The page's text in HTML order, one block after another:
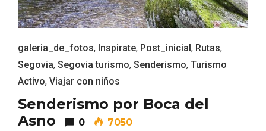
galeria_de_fotos, Inspirate, Post_inicial , Rutas,
Segovia, Segovia turismo, Senderismo, Turismo
Activo, Viajar con niños
Senderismo por Boca del
Asno
0 7050